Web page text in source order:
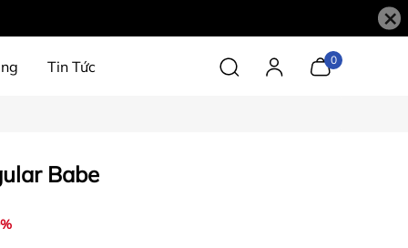
×
Tin Tức 0
Babe